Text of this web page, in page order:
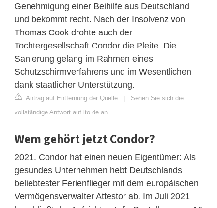
Genehmigung einer Beihilfe aus Deutschland
und bekommt recht. Nach der Insolvenz von
Thomas Cook drohte auch der
Tochtergesellschaft Condor die Pleite. Die
Sanierung gelang im Rahmen eines
Schutzschirmverfahrens und im Wesentlichen
dank staatlicher Unterstützung.
Antrag auf Entfernung der Quelle | Sehen Sie sich die
vollständige Antwort auf lto.de an
Wem gehört jetzt Condor?
2021. Condor hat einen neuen Eigentümer: Als
gesundes Unternehmen hebt Deutschlands
beliebtester Ferienflieger mit dem europäischen
Vermögensverwalter Attestor ab. Im Juli 2021